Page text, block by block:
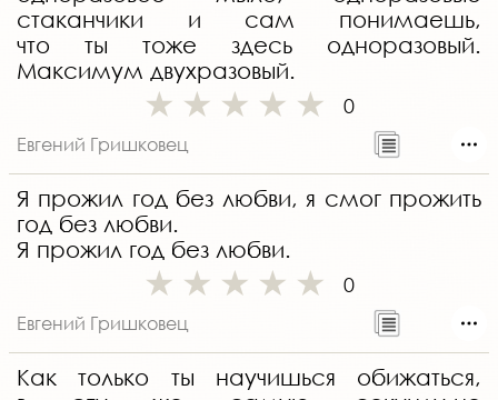
стаканчики и сам понимаешь,
что ты тоже здесь одноразовый.
Максимум двухразовый.
0
Евгений Гришковец
Я прожил год без любви, я смог прожить
год без любви.
Я прожил год без любви.
0
Евгений Гришковец
Как только ты научишься обижаться,